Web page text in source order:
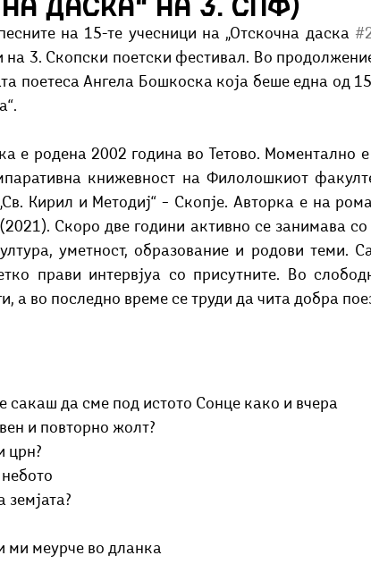
Добри гости Скопски поетски фестивал
на 15-те учесници на „Отскочна даска
на 3. Скопски поетски фестивал. Во
поетеса Ангела Бошкоска која беше една од
е родена 2002 година во Тетово. Моментално е
книжевност на Филолошкиот
Кирил и Методиј“ – Скопје. Авторка е на
Скоро две години активно се занимава
уметност, образование и родови теми.
прави интервјуа со присутните. Во
а во последно време се труди да чита добра
сакаш да сме под истото Сонце како и вчера
и повторно жолт?
црн?
земјата?
ми меурче во дланка